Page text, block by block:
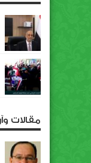
مقالات